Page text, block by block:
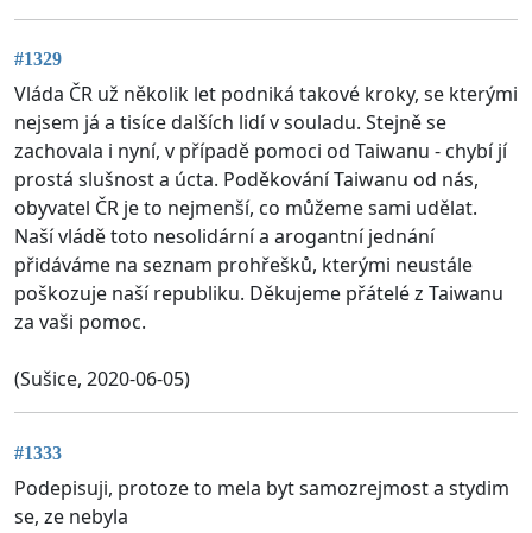
#1329
Vláda ČR už několik let podniká takové kroky, se kterými
nejsem já a tisíce dalších lidí v souladu. Stejně se
zachovala i nyní, v případě pomoci od Taiwanu - chybí jí
prostá slušnost a úcta. Poděkování Taiwanu od nás,
obyvatel ČR je to nejmenší, co můžeme sami udělat.
Naší vládě toto nesolidární a arogantní jednání
přidáváme na seznam prohřešků, kterými neustále
poškozuje naší republiku. Děkujeme přátelé z Taiwanu
za vaši pomoc.
(Sušice, 2020-06-05)
#1333
Podepisuji, protoze to mela byt samozrejmost a stydim
se, ze nebyla